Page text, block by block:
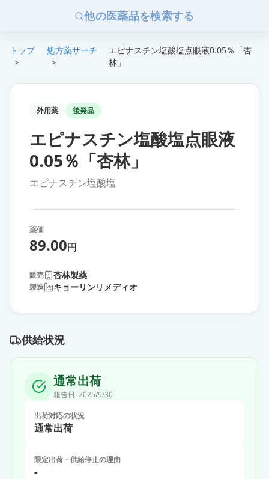
他の医薬品を検索する
トップ
>
処方薬サーチ
>
エピナスチン塩酸塩点眼液0.05％「杏
林」
外用薬 後発品
エピナスチン塩酸塩点眼液
0.05％「杏林」
エピナスチン塩酸塩
薬価
89.00円
販売 杏林製薬
製造 キョーリンリメディオ
供給状況
通常出荷
報告日: 2025/9/30
出荷対応の状況
通常出荷
限定出荷・供給停止の理由
-